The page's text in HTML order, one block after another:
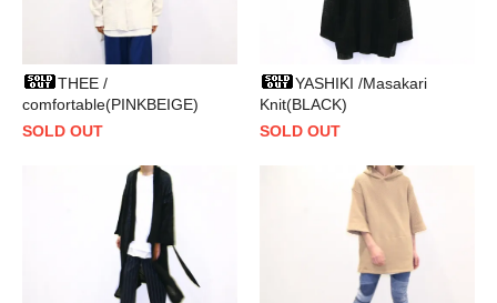
THEE /
comfortable(PINKBEIGE)
SOLD OUT
YASHIKI /Masakari
Knit(BLACK)
SOLD OUT